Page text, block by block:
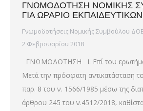
ΓΝΩΜΟΔΟΤΗΣΗ ΝΟΜΙΚΗΣ
ΓΙΑ ΩΡΑΡΙΟ ΕΚΠΑΙΔΕΥΤΙΚΩΝ
Γνωμοδοτήσεις Νομικής Συμβούλου ΔΟΕ
2 Φεβρουαρίου 2018
ΓΝΩΜΟΔΟΤΗΣΗ Ι. Επί του
Μετά την πρόσφατη αντικατάσταση
παρ. 8 του ν. 1566/1985 μέσω της
άρθρου 245 του ν.4512/2018,